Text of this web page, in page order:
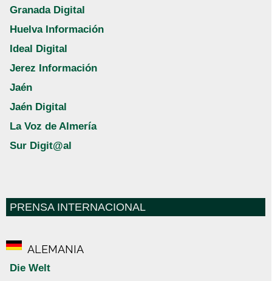
Granada Digital
Huelva Información
Ideal Digital
Jerez Información
Jaén
Jaén Digital
La Voz de Almería
Sur Digit@al
PRENSA INTERNACIONAL
ALEMANIA
Die Welt